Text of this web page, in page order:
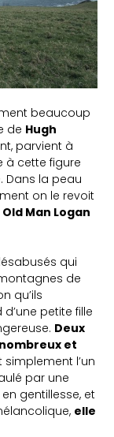
beaucoup
de Hugh
parvient à
à cette figure
Dans la peau
on le revoit
Old Man Logan
qui
de
qu’ils
petite fille
Deux
et
l’un
par une
gentillesse, et
elle